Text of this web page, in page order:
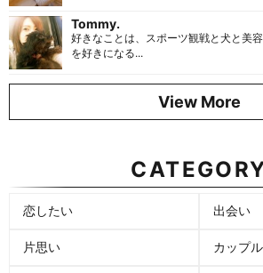
Tommy.
好きなことは、スポーツ観戦と犬と美
を好きになる...
View More
恋したい 出会い
片思い カップル